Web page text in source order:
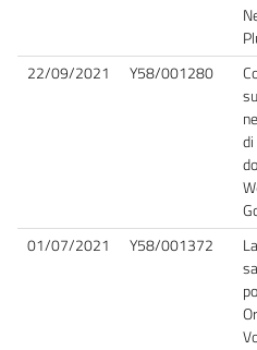
22/09/2021 Y58/001280
01/07/2021 Y58/001372